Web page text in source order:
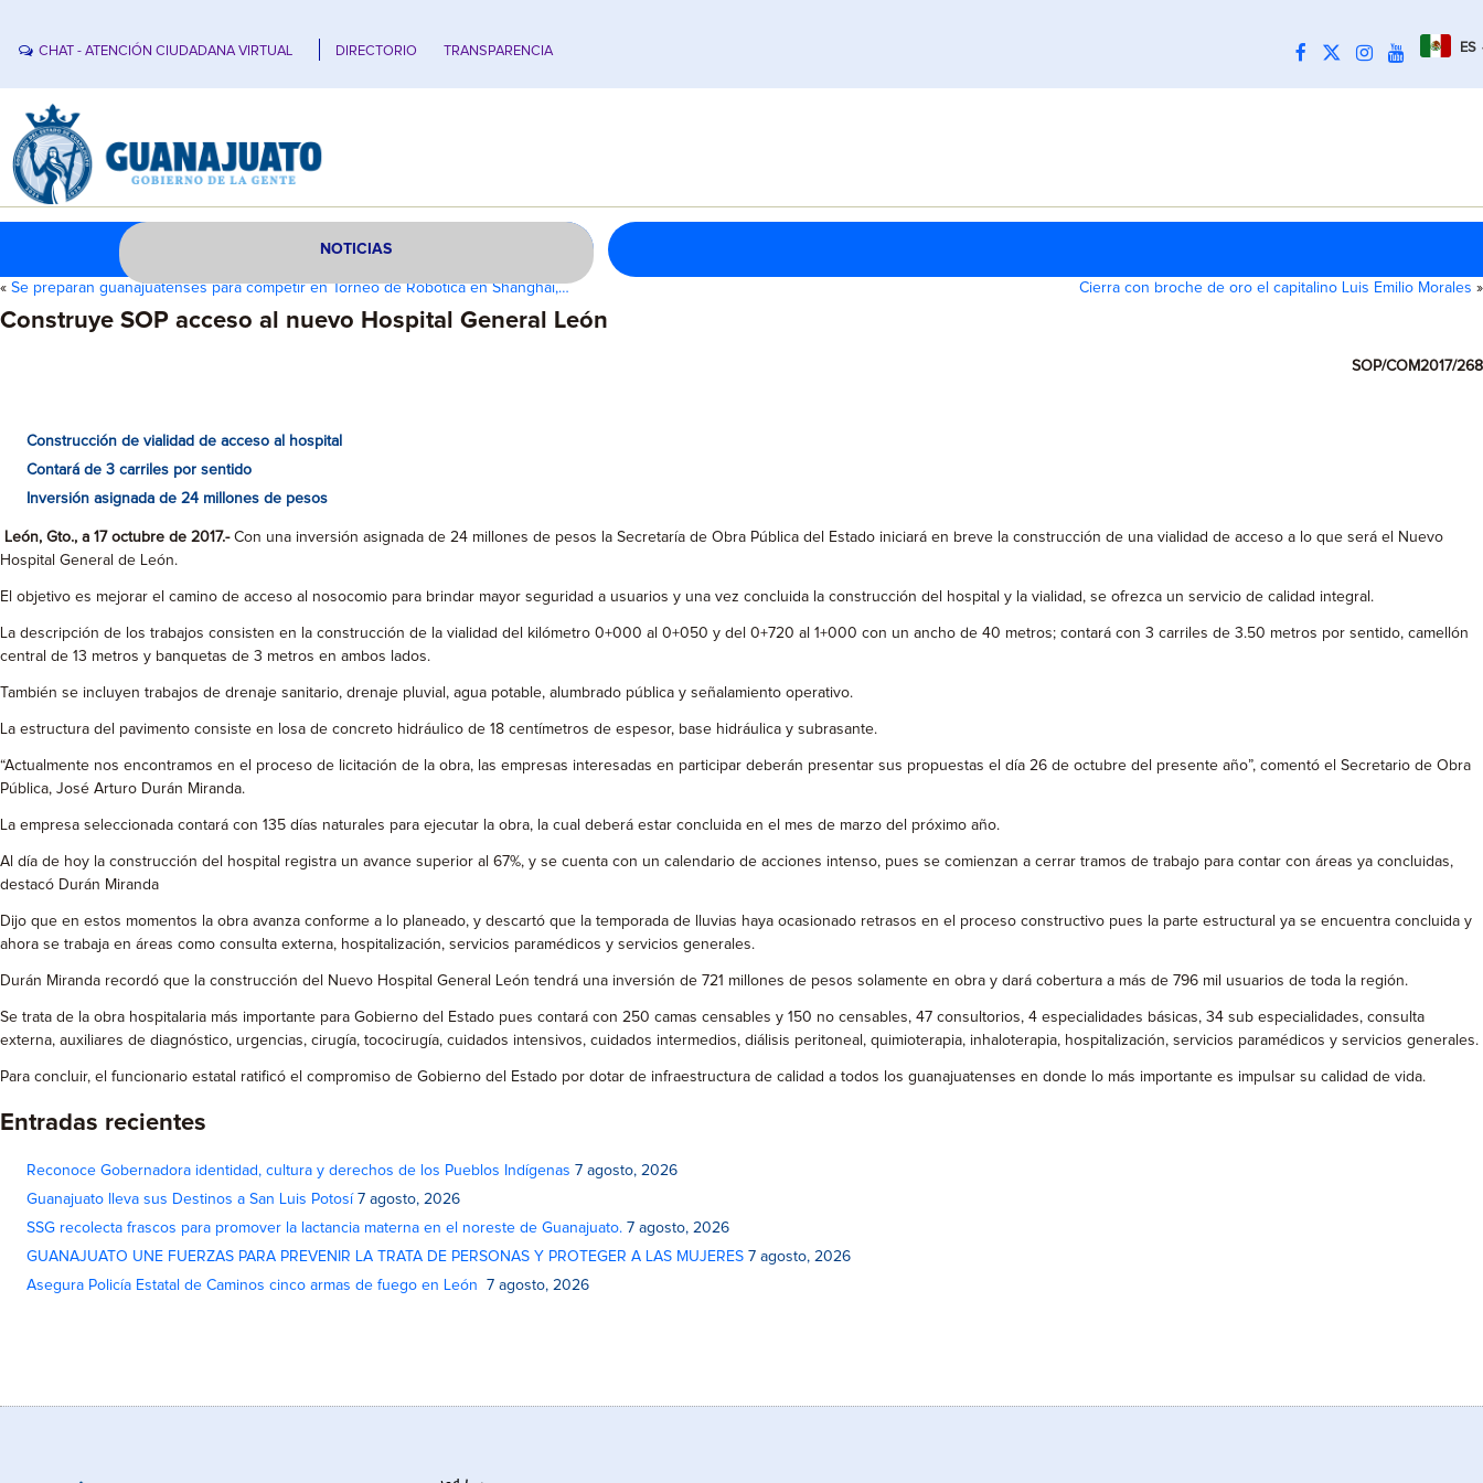
CHAT - ATENCIÓN CIUDADANA VIRTUAL DIRECTORIO TRANSPARENCIA ES
NOTICIAS
« Se preparan guanajuatenses para competir en Torneo de Robótica en Shanghái,… Cierra con broche de oro el capitalino Luis Emilio Morales »
Construye SOP acceso al nuevo Hospital General León
SOP/COM2017/268
Construcción de vialidad de acceso al hospital
Contará de 3 carriles por sentido
Inversión asignada de 24 millones de pesos
León, Gto., a 17 octubre de 2017.-Con una inversión asignada de 24 millones de pesos la Secretaría de Obra Pública del Estado iniciará en breve la construcción de una vialidad de acceso a lo que será el Nuevo
Hospital General de León.
El objetivo es mejorar el camino de acceso al nosocomio para brindar mayor seguridad a usuarios y una vez concluida la construcción del hospital y la vialidad, se ofrezca un servicio de calidad integral.
La descripción de los trabajos consisten en la construcción de la vialidad del kilómetro 0+000 al 0+050 y del 0+720 al 1+000 con un ancho de 40 metros; contará con 3 carriles de 3.50 metros por sentido, camellón
central de 13 metros y banquetas de 3 metros en ambos lados.
También se incluyen trabajos de drenaje sanitario, drenaje pluvial, agua potable, alumbrado pública y señalamiento operativo.
La estructura del pavimento consiste en losa de concreto hidráulico de 18 centímetros de espesor, base hidráulica y subrasante.
“Actualmente nos encontramos en el proceso de licitación de la obra, las empresas interesadas en participar deberán presentar sus propuestas el día 26 de octubre del presente año”, comentó el Secretario de Obra
Pública, José Arturo Durán Miranda.
La empresa seleccionada contará con 135 días naturales para ejecutar la obra, la cual deberá estar concluida en el mes de marzo del próximo año.
Al día de hoy la construcción del hospital registra un avance superior al 67%, y se cuenta con un calendario de acciones intenso, pues se comienzan a cerrar tramos de trabajo para contar con áreas ya concluidas,
destacó Durán Miranda
Dijo que en estos momentos la obra avanza conforme a lo planeado, y descartó que la temporada de lluvias haya ocasionado retrasos en el proceso constructivo pues la parte estructural ya se encuentra concluida y
ahora se trabaja en áreas como consulta externa, hospitalización, servicios paramédicos y servicios generales.
Durán Miranda recordó que la construcción del Nuevo Hospital General León tendrá una inversión de 721 millones de pesos solamente en obra y dará cobertura a más de 796 mil usuarios de toda la región.
Se trata de la obra hospitalaria más importante para Gobierno del Estado pues contará con 250 camas censables y 150 no censables, 47 consultorios, 4 especialidades básicas, 34 sub especialidades, consulta
externa, auxiliares de diagnóstico, urgencias, cirugía, tococirugía, cuidados intensivos, cuidados intermedios, diálisis peritoneal, quimioterapia, inhaloterapia, hospitalización, servicios paramédicos y servicios generales.
Para concluir, el funcionario estatal ratificó el compromiso de Gobierno del Estado por dotar de infraestructura de calidad a todos los guanajuatenses en donde lo más importante es impulsar su calidad de vida.
Entradas recientes
Reconoce Gobernadora identidad, cultura y derechos de los Pueblos Indígenas 7 agosto, 2026
Guanajuato lleva sus Destinos a San Luis Potosí 7 agosto, 2026
SSG recolecta frascos para promover la lactancia materna en el noreste de Guanajuato. 7 agosto, 2026
GUANAJUATO UNE FUERZAS PARA PREVENIR LA TRATA DE PERSONAS Y PROTEGER A LAS MUJERES 7 agosto, 2026
Asegura Policía Estatal de Caminos cinco armas de fuego en León
7 agosto, 2026